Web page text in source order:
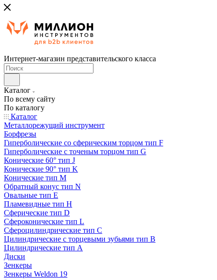
Интернет-магазин представительского класса
Каталог
По всему сайту
По каталогу
Каталог
Металлорежущий инструмент
Борфрезы
Гиперболические cо сферическим торцом тип F
Гиперболические с точеным торцом тип G
Конические 60° тип J
Конические 90° тип K
Конические тип M
Обратный конус тип N
Овальные тип E
Пламевидные тип H
Сферические тип D
Сфероконические тип L
Сфероцилиндрические тип C
Цилиндрические с торцевыми зубьями тип B
Цилиндрические тип А
Диски
Зенкеры
Зенкеры Weldon 19